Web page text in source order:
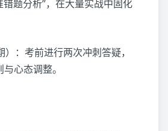
错题分析”，在大量实战中固化
：考前进行两次冲刺答疑，
心态调整。